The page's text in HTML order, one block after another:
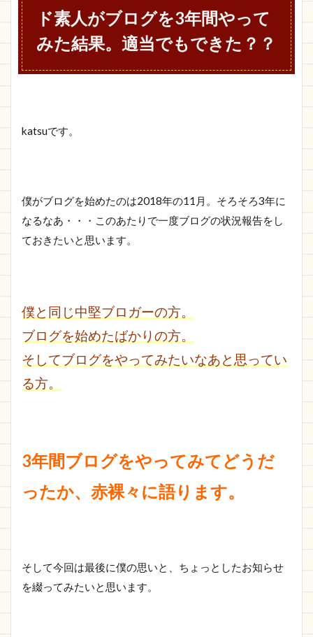
年間や
ってみ
た結
果。適
でき
活ノ
ート
で運
営し
てい
の？
のア
ス数
活ノ
1.4
ート
は？
1.5
ド素人がブログを3年間やって
みた結果。適当でもできた？？
katsuです。
僕がブログを始めたのは2018年の11月。そろそろ3年に
なるなあ・・・このあたりで一度ブログの状況報告をし
ておきたいと思います。
僕と同じ中堅ブロガーの方。
ブログを始めたばかりの方。
そしてブログをやってみたいなあと思ってい
る方。
3年間ブログをやってみてどうだ
ったか、赤裸々に語ります。
そして今回は最後に僕の思いと、ちょっとしたお知らせ
を綴ってみたいと思います。